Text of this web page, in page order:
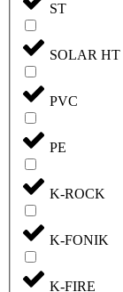
ST
SOLAR HT
PVC
PE
K-ROCK
K-FONIK
K-FIRE